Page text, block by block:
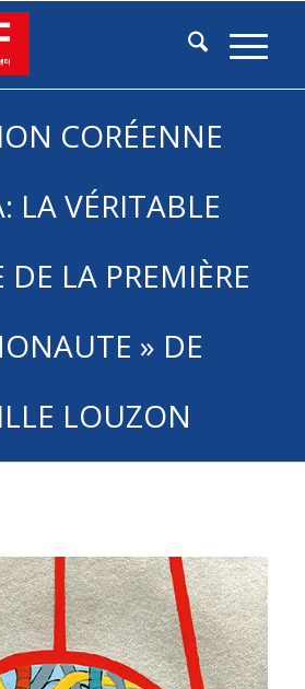
CORÉENNE
LA VÉRITABLE
DE LA PREMIÈRE
» DE
LOUZON